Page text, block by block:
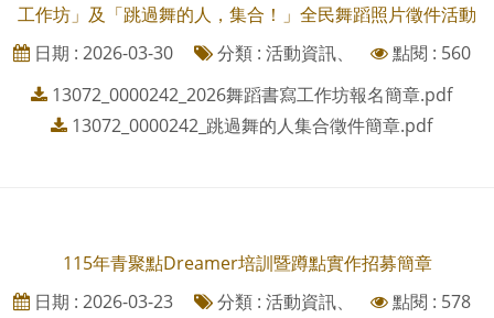
工作坊」及「跳過舞的人，集合！」全民舞蹈照片徵件活動
日期 : 2026-03-30
分類 : 活動資訊、
點閱 : 560
13072_0000242_2026舞蹈書寫工作坊報名簡章.pdf
13072_0000242_跳過舞的人集合徵件簡章.pdf
115年青聚點Dreamer培訓暨蹲點實作招募簡章
日期 : 2026-03-23
分類 : 活動資訊、
點閱 : 578